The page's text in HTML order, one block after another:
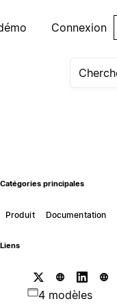
Connexion
Catégories principales
Produit Documentation
Liens
4 modèles